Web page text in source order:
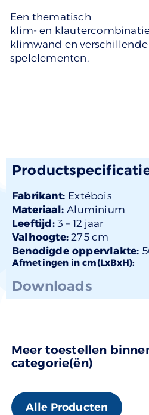
Een thematisch
klim- en
klimwand en verschillende
spelelementen.
Fabrikant: Extébois
Materiaal:Aluminium
Leeftijd:3 – 12 jaar
Valhoogte: 275 cm
Benodigde oppervlakte:
Afmetingen in cm(LxBxH):
Downloads
Meer toestellen
categorie(ën)
Alle Producten